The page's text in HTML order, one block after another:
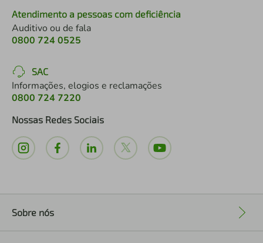
Atendimento a pessoas com deficiência
Auditivo ou de fala
0800 724 0525
SAC
Informações, elogios e reclamações
0800 724 7220
Nossas Redes Sociais
Sobre nós